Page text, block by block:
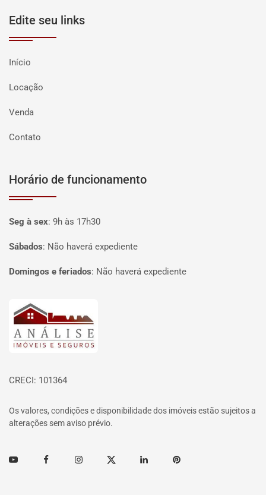
Edite seu links
Início
Locação
Venda
Contato
Horário de funcionamento
Seg à sex: 9h às 17h30
Sábados: Não haverá expediente
Domingos e feriados: Não haverá expediente
Página inicial
CRECI: 101364
Os valores, condições e disponibilidade dos imóveis estão sujeitos a
alterações sem aviso prévio.
Youtube FacebookInstagramTwitter Linkedin Pinterest